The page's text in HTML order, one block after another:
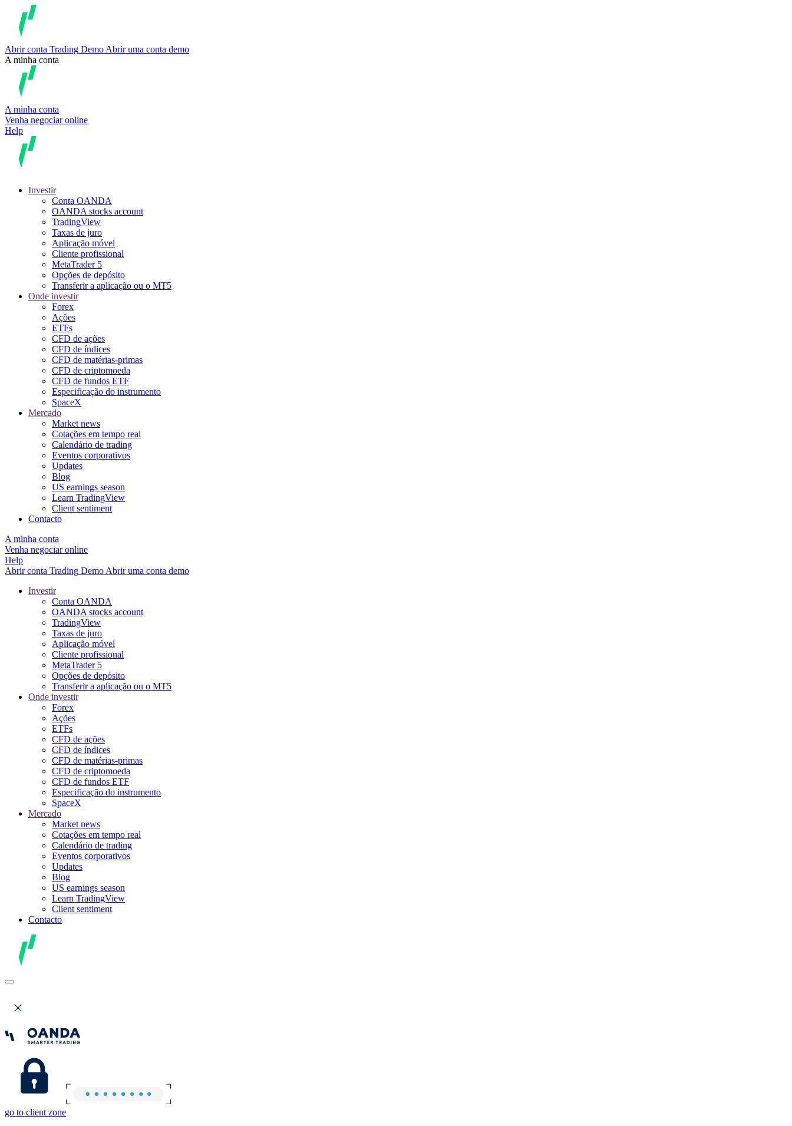
Abrir conta Trading Demo Abrir uma conta demo
A minha conta
A minha conta
Venha negociar online
Help
Investir
Conta OANDA
OANDA stocks account
TradingView
Taxas de juro
Aplicação móvel
Cliente profissional
MetaTrader 5
Opções de depósito
Transferir a aplicação ou o MT5
Onde investir
Forex
Ações
ETFs
CFD de ações
CFD de índices
CFD de matérias-primas
CFD de criptomoeda
CFD de fundos ETF
Especificação do instrumento
SpaceX
Mercado
Market news
Cotações em tempo real
Calendário de trading
Eventos corporativos
Updates
Blog
US earnings season
Learn TradingView
Client sentiment
Contacto
A minha conta
Venha negociar online
Help
Abrir conta Trading Demo Abrir uma conta demo
Investir
Conta OANDA
OANDA stocks account
TradingView
Taxas de juro
Aplicação móvel
Cliente profissional
MetaTrader 5
Opções de depósito
Transferir a aplicação ou o MT5
Onde investir
Forex
Ações
ETFs
CFD de ações
CFD de índices
CFD de matérias-primas
CFD de criptomoeda
CFD de fundos ETF
Especificação do instrumento
SpaceX
Mercado
Market news
Cotações em tempo real
Calendário de trading
Eventos corporativos
Updates
Blog
US earnings season
Learn TradingView
Client sentiment
Contacto
go to client zone